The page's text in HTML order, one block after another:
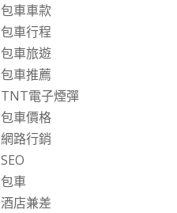
包車車款
包車行程
包車旅遊
包車推薦
TNT電子煙彈
包車價格
網路行銷
SEO
包車
酒店兼差